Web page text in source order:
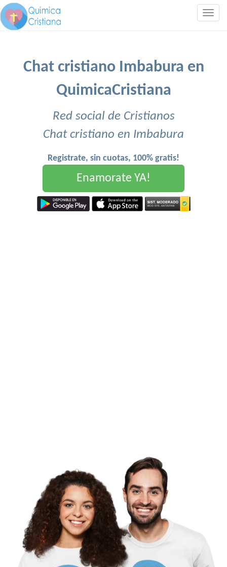
Chat cristiano Imbabura en
QuimicaCristiana
Red social de Cristianos
Chat cristiano en Imbabura
Registrate, sin cuotas, 100% gratis!
Enamorate YA!